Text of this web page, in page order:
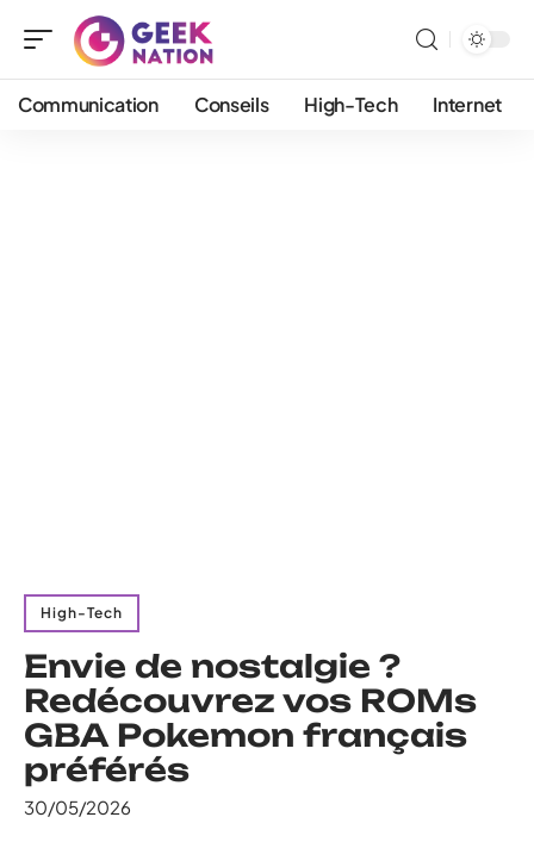
Communication Conseils High-Tech Internet
High-Tech
Envie de nostalgie ?
Redécouvrez vos ROMs
GBA Pokemon français
préférés
30/05/2026